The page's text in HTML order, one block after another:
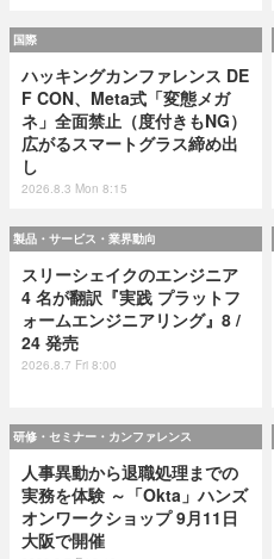
国際
ハッキングカンファレンス DE
F CON、Meta式「変態メガ
ネ」全面禁止（度付きもNG）
広がるスマートグラス締め出
し
2026.8.3 Mon 8:15
製品・サービス・業界動向
スリーシェイクのエンジニア
4 名が翻訳『実践 プラットフ
ォームエンジニアリング』8 /
24 発売
2026.8.7 Fri 8:00
研修・セミナー・カンファレンス
人事異動から退職処理までの
実務を体験 ～「Okta」ハンズ
オンワークショップ 9月11日
大阪で開催